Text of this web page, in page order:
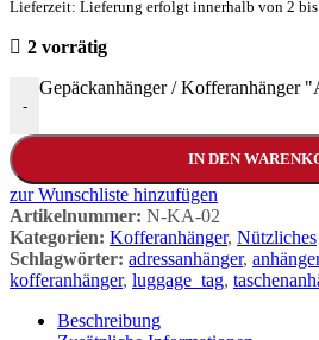
Lieferzeit: Lieferung erfolgt innerhalb von 2 bis
2 vorrätig
-
Gepäckanhänger / Kofferanhänger
IN DEN
zur Wunschliste hinzufügen
Artikelnummer: N-KA-02
Kategorien: Kofferanhänger, Nützliches
Schlagwörter: adressanhänger, anhänger
kofferanhänger, luggage_tag,
Beschreibung